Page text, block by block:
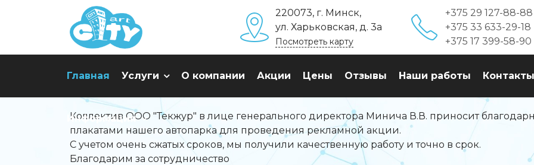
220073, г. Минск,
ул. Харьковская, д. 3а
Посмотреть карту
+375 29 127-88-88
+375 33 633-29-18
+375 17 399-58-90
Главная Услуги О компании Акции Цены Отзывы Наши работы Контакты
Информация
Коллектив ООО "Текжур" в лице генерального директора Минича В.В. приносит
плакатами нашего автопарка для проведения рекламной акции.
С учетом очень сжатых сроков, мы получили качественную работу и точно в срок.
Благодарим за сотрудничество